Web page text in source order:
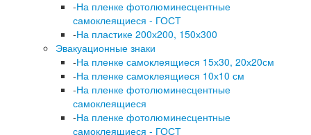
-На пленке фотолюминесцентные
самоклеящиеся - ГОСТ
-На пластике 200х200, 150х300
Эвакуационные знаки
-На пленке самоклеящиеся 15х30, 20х20см
-На пленке самоклеящиеся 10х10 см
-На пленке фотолюминесцентные
самоклеящиеся
-На пленке фотолюминесцентные
самоклеящиеся - ГОСТ